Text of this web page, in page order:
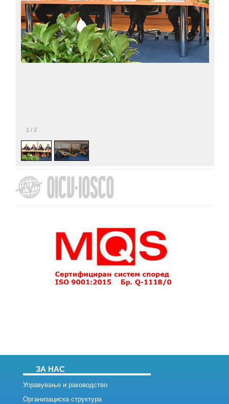
1 / 2
ЗА НАС
Управување и раководство
Организациска структура